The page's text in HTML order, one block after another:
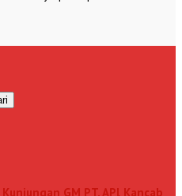
GM PT. APl Kancab